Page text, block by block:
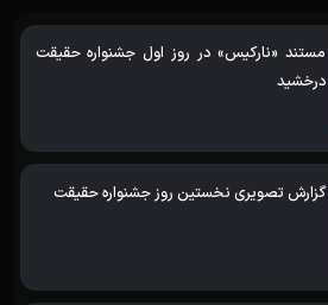
مستند «نارکیس» در روز اول جشنواره حقیقت
درخشید
گزارش تصویری نخستین روز جشنواره حقیقت